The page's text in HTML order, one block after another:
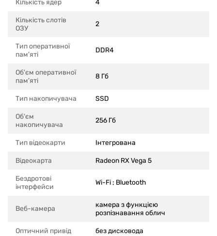
Кількість ядер 4
Кількість слотів
ОЗУ
2
Тип оперативної
пам'яті
DDR4
Об'єм оперативної
пам'яті
8 Гб
Тип накопичувача SSD
Об'єм
накопичувача
256 Гб
Тип відеокарти Інтегрована
Відеокарта Radeon RX Vega 5
Бездротові
інтерфейси
Wi-Fi ; Bluetooth
Веб-камера
камера з функцією
розпізнавання облич
Оптичний привід без дисковода